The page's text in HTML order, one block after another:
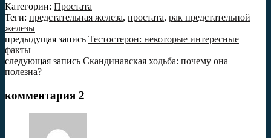
Категории: Простата
Теги: предстательная железа, простата, рак предстательной
железы
предыдущая запись Тестостерон: некоторые интересные
факты
следующая запись Скандинавская ходьба: почему она
полезна?
комментария 2